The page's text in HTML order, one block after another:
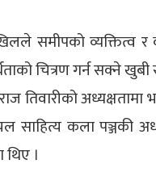
समीपको
चित्रण गर्न सक्ने
तिवारीको अध्यक्षतामा
कला पञ्जकी
।